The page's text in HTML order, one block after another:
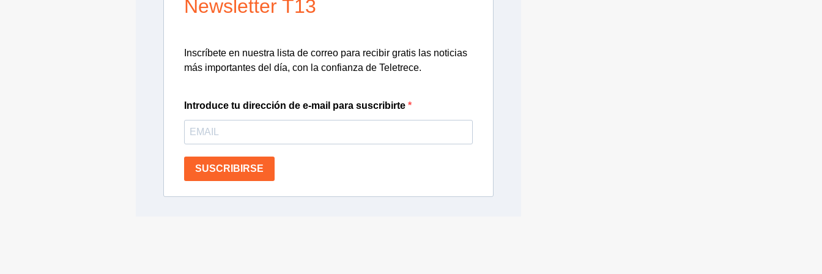
Newsletter T13
Inscríbete en nuestra lista de correo para recibir gratis las noticias
más importantes del día, con la confianza de Teletrece.
Introduce tu dirección de e-mail para suscribirte
SUSCRIBIRSE